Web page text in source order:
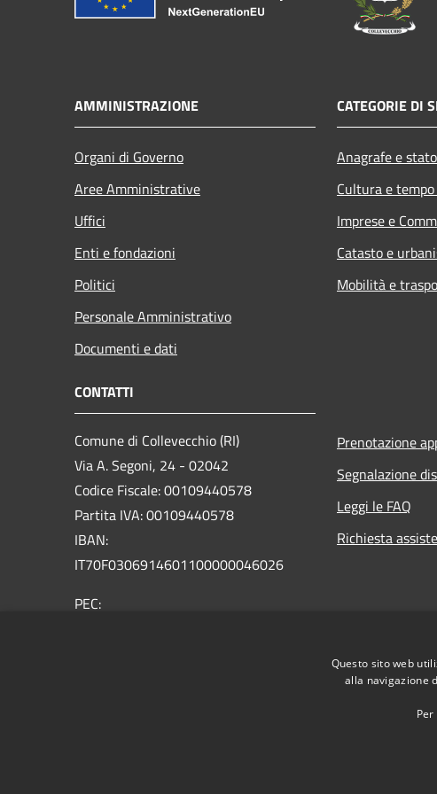
AMMINISTRAZIONE
Organi di Governo
Aree Amministrative
Uffici
Enti e fondazioni
Politici
Personale Amministrativo
Documenti e dati
CATEGORIE DI
Anagrafe e
Cultura e
Imprese e
Catasto e
Mobilità e
CONTATTI
Comune di Collevecchio (RI)
Via A. Segoni, 24 - 02042
Codice Fiscale: 00109440578
Partita IVA: 00109440578
IBAN:
IT70F0306914601100000046026
PEC:
Prenotazione
Segnalazione
Leggi le FAQ
Richiesta
Questo sito web
alla navigazione